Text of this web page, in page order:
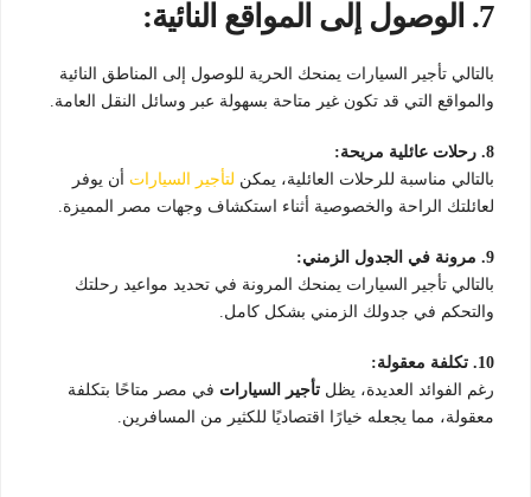
7. الوصول إلى المواقع النائية:
بالتالي تأجير السيارات يمنحك الحرية للوصول إلى المناطق النائية
والمواقع التي قد تكون غير متاحة بسهولة عبر وسائل النقل العامة.
8. رحلات عائلية مريحة:
بالتالي مناسبة للرحلات العائلية، يمكن لتأجير السيارات أن يوفر
لعائلتك الراحة والخصوصية أثناء استكشاف وجهات مصر المميزة.
9. مرونة في الجدول الزمني:
بالتالي تأجير السيارات يمنحك المرونة في تحديد مواعيد رحلتك
والتحكم في جدولك الزمني بشكل كامل.
10. تكلفة معقولة:
رغم الفوائد العديدة، يظل تأجير السيارات في مصر متاحًا بتكلفة
معقولة، مما يجعله خيارًا اقتصاديًا للكثير من المسافرين.